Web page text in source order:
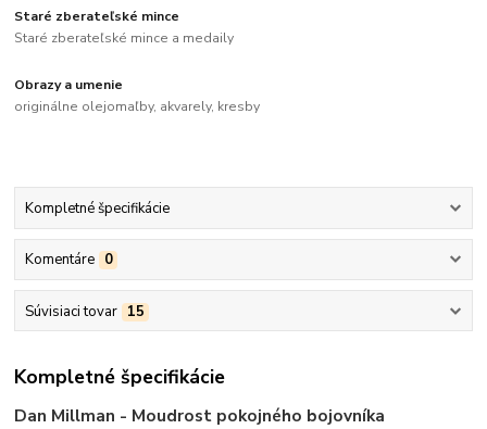
Staré zberateľské mince
Staré zberateľské mince a medaily
Obrazy a umenie
originálne olejomaľby, akvarely, kresby
Kompletné špecifikácie
Komentáre 0
Súvisiaci tovar 15
Kompletné špecifikácie
Dan Millman - Moudrost pokojného bojovníka